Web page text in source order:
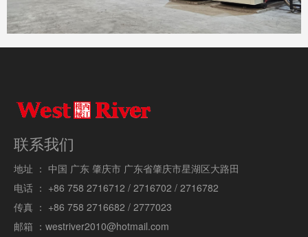
联系我们
地址 ： 中国 广东 肇庆市 广东省肇庆市星湖区大路田
电话 ： +86 758 2716712 / 2716702 / 2716782
传真 ： +86 758 2716682 / 2777023
邮箱 ： westriver2010@hotmail.com